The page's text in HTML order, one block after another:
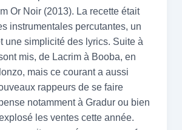
Or Noir (2013). La recette était
instrumentales percutantes, un
une simplicité des lyrics. Suite à
mis, de Lacrim à Booba, en
mais ce courant a aussi
rappeurs de se faire
notamment à Gradur ou bien
les ventes cette année.